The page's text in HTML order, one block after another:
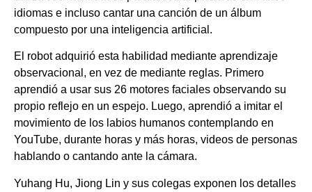
idiomas e incluso cantar una canción de un álbum
compuesto por una inteligencia artificial.
El robot adquirió esta habilidad mediante aprendizaje
observacional, en vez de mediante reglas. Primero
aprendió a usar sus 26 motores faciales observando su
propio reflejo en un espejo. Luego, aprendió a imitar el
movimiento de los labios humanos contemplando en
YouTube, durante horas y más horas, videos de personas
hablando o cantando ante la cámara.
Yuhang Hu, Jiong Lin y sus colegas exponen los detalles